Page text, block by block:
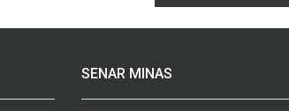
SENAR MINAS